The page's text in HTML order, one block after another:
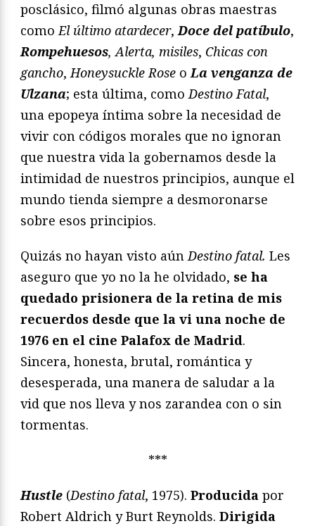
posclásico, filmó algunas obras maestras
comoEl último atardecer,Doce del patíbulo,
Rompehuesos, Alerta, misiles, Chicas con
gancho,Honeysuckle Rose oLa venganza de
Ulzana; esta última, comoDestino Fatal,
una epopeya íntima sobre la necesidad de
vivir con códigos morales que no ignoran
que nuestra vida la gobernamos desde la
intimidad de nuestros principios, aunque el
mundo tienda siempre a desmoronarse
sobre esos principios.
Quizás no hayan visto aúnDestino fatal. Les
aseguro que yo no la he olvidado, se ha
quedado prisionera de la retina de mis
recuerdos desde que la vi una noche de
1976 en el cine Palafox de Madrid.
Sincera, honesta, brutal, romántica y
desesperada, una manera de saludar a la
vid que nos lleva y nos zarandea con o sin
tormentas.
***
Hustle (Destino fatal, 1975). Producida por
Robert Aldrich y Burt Reynolds. Dirigida